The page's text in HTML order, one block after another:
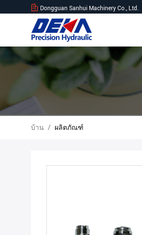
Dongguan Sanhui Machinery Co., Ltd.
บ้าน / ผลิตภัณฑ์